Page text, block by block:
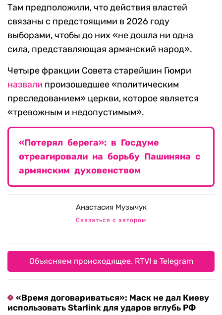
Там предположили, что действия властей
связаны с предстоящими в 2026 году
выборами, чтобы до них «не дошла ни одна
сила, представляющая армянский народ».
Четыре фракции Совета старейшин Гюмри
назвали произошедшее «политическим
преследованием» церкви, которое является
«тревожным и недопустимым».
«Потерял берега»: в Госдуме
отреагировали на борьбу Пашиняна с
армянским духовенством
Анастасия Музычук
Связаться с автором
Объясняем происходящее. RTVI в Telegram
«Время договариваться»: Маск не дал Киеву
использовать Starlink для ударов вглубь РФ